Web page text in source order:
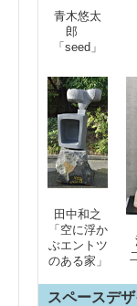
青木悠太
郎
「seed」
田中和之
「空に浮か
ぶエントツ
のある家」
スペースデ